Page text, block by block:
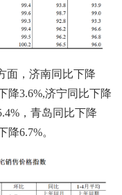
，济南同比下降
降3.6%,济宁同比下降
，青岛同比下降
6.7%。